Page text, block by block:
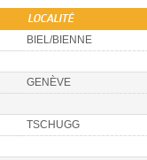
LOCALITÉ
BIEL/BIENNE
GENÈVE
TSCHUGG